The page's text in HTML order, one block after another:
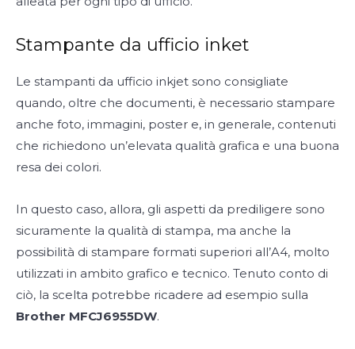
Stampante da ufficio inket
Le stampanti da ufficio inkjet sono consigliate
quando, oltre che documenti, è necessario stampare
anche foto, immagini, poster e, in generale, contenuti
che richiedono un’elevata qualità grafica e una buona
resa dei colori.
In questo caso, allora, gli aspetti da prediligere sono
sicuramente la qualità di stampa, ma anche la
possibilità di stampare formati superiori all’A4, molto
utilizzati in ambito grafico e tecnico. Tenuto conto di
ciò, la scelta potrebbe ricadere ad esempio sulla
Brother MFCJ6955DW.